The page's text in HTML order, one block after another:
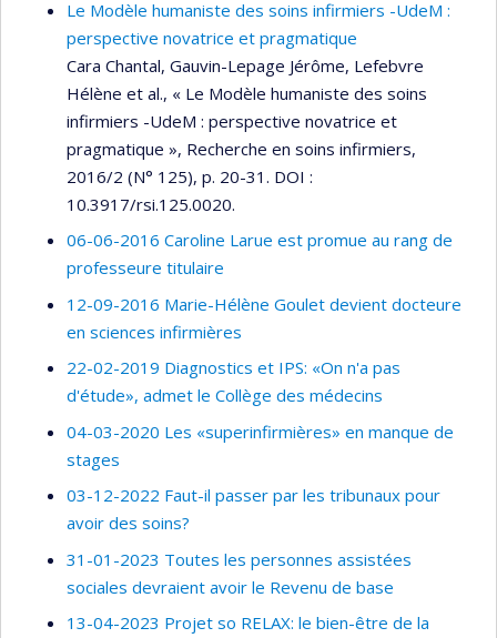
Le Modèle humaniste des soins infirmiers -UdeM :
perspective novatrice et pragmatique
Cara Chantal, Gauvin-Lepage Jérôme, Lefebvre
Hélène et al., « Le Modèle humaniste des soins
infirmiers -UdeM : perspective novatrice et
pragmatique », Recherche en soins infirmiers,
2016/2 (N° 125), p. 20-31. DOI :
10.3917/rsi.125.0020.
06-06-2016 Caroline Larue est promue au rang de
professeure titulaire
12-09-2016 Marie-Hélène Goulet devient docteure
en sciences infirmières
22-02-2019 Diagnostics et IPS: «On n'a pas
d'étude», admet le Collège des médecins
04-03-2020 Les «superinfirmières» en manque de
stages
03-12-2022 Faut-il passer par les tribunaux pour
avoir des soins?
31-01-2023 Toutes les personnes assistées
sociales devraient avoir le Revenu de base
13-04-2023 Projet so RELAX: le bien-être de la